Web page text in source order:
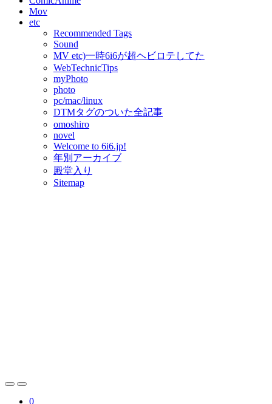
Mov
etc
Recommended Tags
Sound
MV etc)一時6i6が超ヘビロテしてた
WebTechnicTips
myPhoto
photo
pc/mac/linux
DTMタグのついた全記事
omoshiro
novel
Welcome to 6i6.jp!
年別アーカイブ
殿堂入り
Sitemap
0